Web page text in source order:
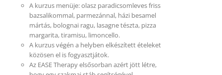
A kurzus menüje: olasz paradicsomleves friss
bazsalikommal, parmezánnal, házi besamel
mártás, bolognai ragu, lasagne tészta, pizza
margarita, tiramisu, limoncello.
A kurzus végén a helyben elkészített ételeket
közösen el is fogyasztjátok.
Az EASE Therapy elsősorban azért jött létre,